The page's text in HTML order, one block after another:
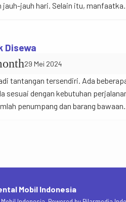
jauh-jauh hari. Selain itu,
Disewa
29 Mei 2024
tantangan tersendiri. Ada
sesuai dengan kebutuhan
penumpang dan barang bawaan
Mobil Indonesia